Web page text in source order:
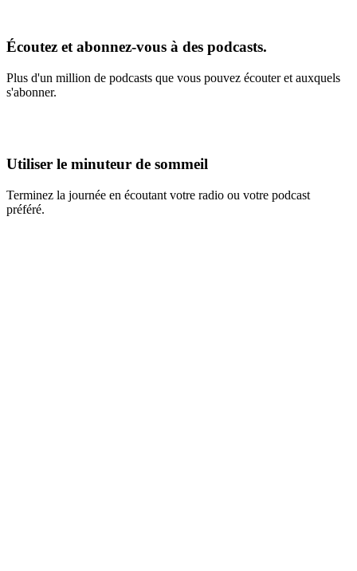
Écoutez et abonnez-vous à des podcasts.
Plus d'un million de podcasts que vous pouvez écouter et auxquels
s'abonner.
Utiliser le minuteur de sommeil
Terminez la journée en écoutant votre radio ou votre podcast
préféré.